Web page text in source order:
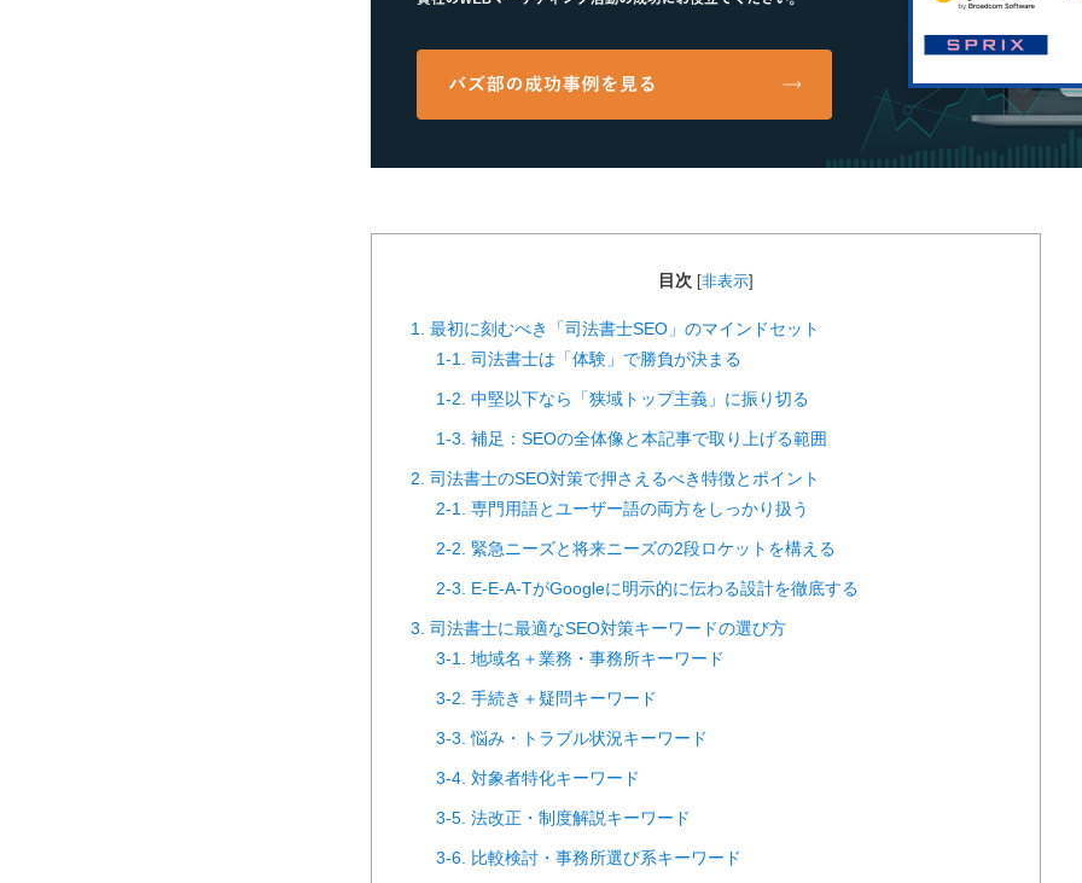
目次 [非表示]
1. 最初に刻むべき「司法書士SEO」のマインドセット
1-1. 司法書士は「体験」で勝負が決まる
1-2. 中堅以下なら「狭域トップ主義」に振り切る
1-3. 補足：SEOの全体像と本記事で取り上げる範囲
2. 司法書士のSEO対策で押さえるべき特徴とポイント
2-1. 専門用語とユーザー語の両方をしっかり扱う
2-2. 緊急ニーズと将来ニーズの2段ロケットを構える
2-3. E-E-A-TがGoogleに明示的に伝わる設計を徹底する
3. 司法書士に最適なSEO対策キーワードの選び方
3-1. 地域名＋業務・事務所キーワード
3-2. 手続き＋疑問キーワード
3-3. 悩み・トラブル状況キーワード
3-4. 対象者特化キーワード
3-5. 法改正・制度解説キーワード
3-6. 比較検討・事務所選び系キーワード